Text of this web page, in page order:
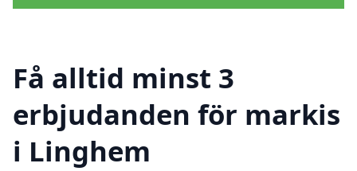
Få alltid minst 3
erbjudanden för markis
i Linghem